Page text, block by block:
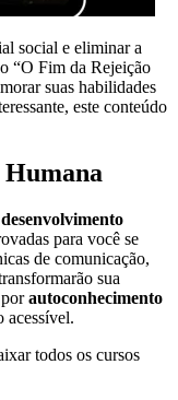
social e eliminar a
“O Fim da Rejeição
suas habilidades
este conteúdo
desenvolvimento
para você se
de comunicação,
sua
autoconhecimento
acessível.
todos os cursos